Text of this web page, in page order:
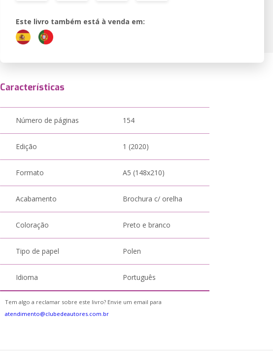
Este livro também está à venda em:
Características
Número de páginas 154
Edição 1 (2020)
Formato A5 (148x210)
Acabamento Brochura c/ orelha
Coloração Preto e branco
Tipo de papel Polen
Idioma Português
Tem algo a reclamar sobre este livro? Envie um email para
atendimento@clubedeautores.com.br